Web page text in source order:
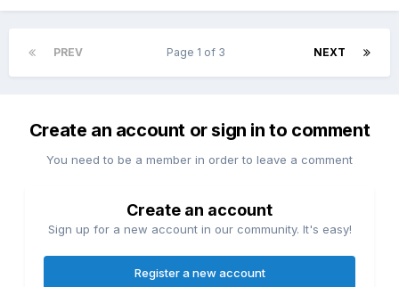
PREV NEXT
Page 1 of 3
Create an account or sign in to comment
You need to be a member in order to leave a comment
Create an account
Sign up for a new account in our community. It's easy!
Register a new account